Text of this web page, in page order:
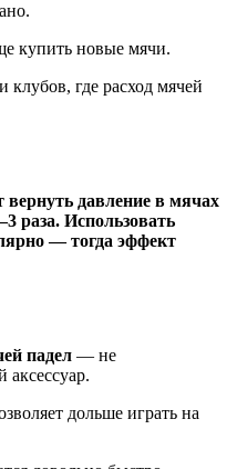
купить новые мячи.
клубов, где расход мячей
вернуть давление в мячах
раза. Использовать
— тогда эффект
падел — не
аксессуар.
дольше играть на